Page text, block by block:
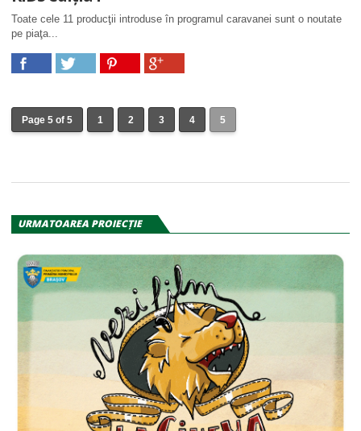
Toate cele 11 producţii introduse în programul caravanei sunt o noutate
pe piaţa...
Page 5 of 5 1 2 3 4 5
URMATOAREA PROIECŢIE